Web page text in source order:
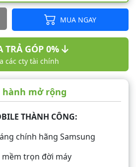
MUA NGAY
TRẢ GÓP 0%
các cty tài chính
hành mở rộng
THÀNH CÔNG:
chính hãng Samsung
trọn đời máy